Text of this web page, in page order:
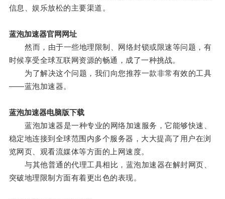
信息、娱乐放松的主要渠道。
蓝泡加速器官网网址
然而，由于一些地理限制、网络封锁或限速等问题，有
时候享受全球互联网资源的畅通，成了一种挑战。
为了解决这个问题，我们向您推荐一款非常有效的工具
——蓝泡加速器。
蓝泡加速器电脑版下载
蓝泡加速器是一种专业的网络加速服务，它能够快速、
稳定地连接到全球范围内多个服务器，大大提高了用户在浏
览网页、观看流媒体等方面的上网速度。
与其他普通的代理工具相比，蓝泡加速器在解封网页、
突破地理限制方面有着更出色的表现。